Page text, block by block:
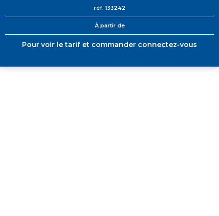
réf. 133242
À partir de
Pour voir le tarif et commander connectez-vous